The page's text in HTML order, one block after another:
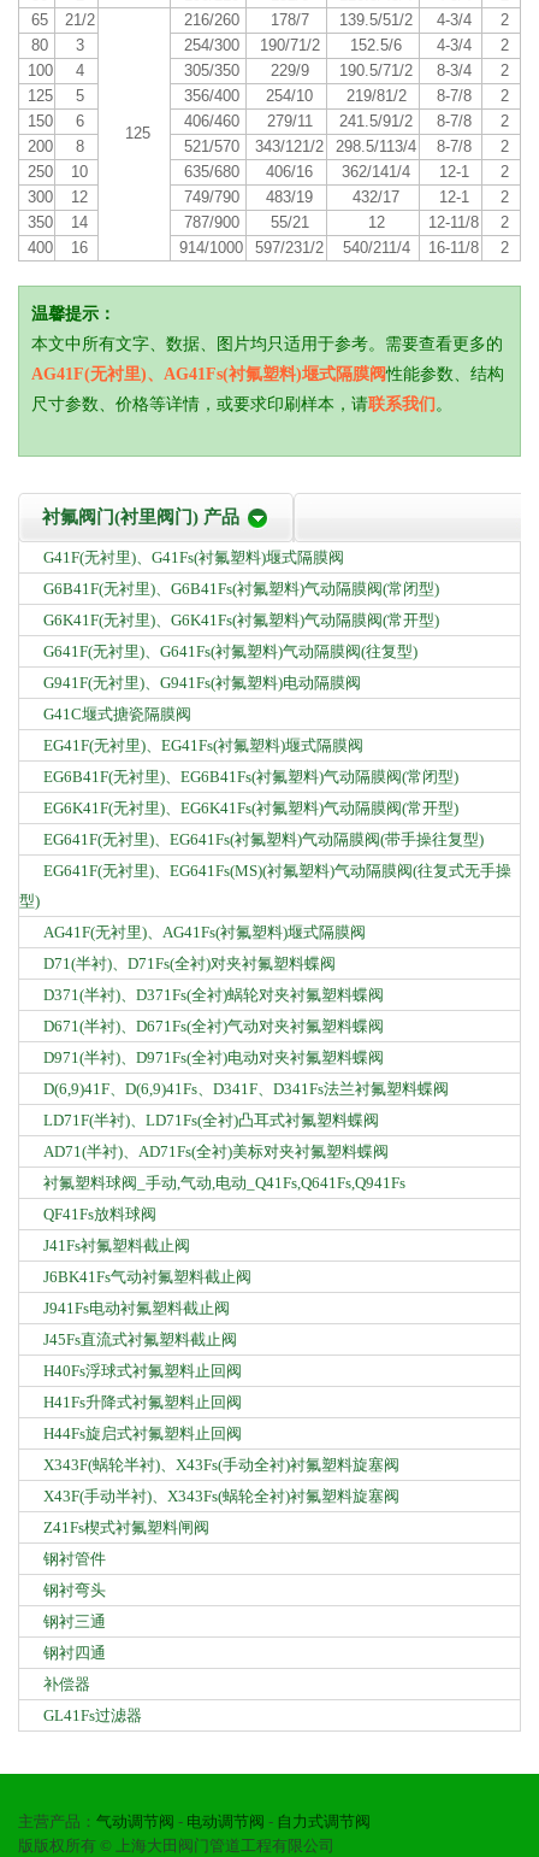
65
21/2
125
216/260 178/7 139.5/51/2 4-3/4
2
80
3 254/300 190/71/2 152.5/6 4-3/4
2
100
4 305/350 229/9 190.5/71/2 8-3/4
2
125
5 356/400 254/10 219/81/2 8-7/8
2
150
6 406/460 279/11 241.5/91/2 8-7/8
2
200
8 521/570 343/121/2 298.5/113/4 8-7/8
2
250
10 635/680 406/16 362/141/4 12-1
2
300
12 749/790 483/19 432/17 12-1
2
350
14 787/900 55/21 12 12-11/8
2
400
16 914/1000 597/231/2 540/211/4 16-11/8 2
温馨提示：
本文中所有文字、数据、图片均只适用于参考。需要查看更多的
AG41F(无衬里)、AG41Fs(衬氟塑料)堰式隔膜阀性能参数、结构
尺寸参数、价格等详情，或要求印刷样本，请联系我们 。
衬氟阀门(衬里阀门) 产品
G41F(无衬里)、G41Fs(衬氟塑料)堰式隔膜阀
G6B41F(无衬里)、G6B41Fs(衬氟塑料)气动隔膜阀(常闭型)
G6K41F(无衬里)、G6K41Fs(衬氟塑料)气动隔膜阀(常开型)
G641F(无衬里)、G641Fs(衬氟塑料)气动隔膜阀(往复型)
G941F(无衬里)、G941Fs(衬氟塑料)电动隔膜阀
G41C堰式搪瓷隔膜阀
EG41F(无衬里)、EG41Fs(衬氟塑料)堰式隔膜阀
EG6B41F(无衬里)、EG6B41Fs(衬氟塑料)气动隔膜阀(常闭型)
EG6K41F(无衬里)、EG6K41Fs(衬氟塑料)气动隔膜阀(常开型)
EG641F(无衬里)、EG641Fs(衬氟塑料)气动隔膜阀(带手操往复型)
EG641F(无衬里)、EG641Fs(MS)(衬氟塑料)气动隔膜阀(往复式无手操
型)
AG41F(无衬里)、AG41Fs(衬氟塑料)堰式隔膜阀
D71(半衬)、D71Fs(全衬)对夹衬氟塑料蝶阀
D371(半衬)、D371Fs(全衬)蜗轮对夹衬氟塑料蝶阀
D671(半衬)、D671Fs(全衬)气动对夹衬氟塑料蝶阀
D971(半衬)、D971Fs(全衬)电动对夹衬氟塑料蝶阀
D(6,9)41F、D(6,9)41Fs、D341F、D341Fs法兰衬氟塑料蝶阀
LD71F(半衬)、LD71Fs(全衬)凸耳式衬氟塑料蝶阀
AD71(半衬)、AD71Fs(全衬)美标对夹衬氟塑料蝶阀
衬氟塑料球阀_手动,气动,电动_Q41Fs,Q641Fs,Q941Fs
QF41Fs放料球阀
J41Fs衬氟塑料截止阀
J6BK41Fs气动衬氟塑料截止阀
J941Fs电动衬氟塑料截止阀
J45Fs直流式衬氟塑料截止阀
H40Fs浮球式衬氟塑料止回阀
H41Fs升降式衬氟塑料止回阀
H44Fs旋启式衬氟塑料止回阀
X343F(蜗轮半衬)、X43Fs(手动全衬)衬氟塑料旋塞阀
X43F(手动半衬)、X343Fs(蜗轮全衬)衬氟塑料旋塞阀
Z41Fs楔式衬氟塑料闸阀
钢衬管件
钢衬弯头
钢衬三通
钢衬四通
补偿器
GL41Fs过滤器
主营产品： 气动调节阀 - 电动调节阀 - 自力式调节阀
版版权所有 © 上海大田阀门管道工程有限公司